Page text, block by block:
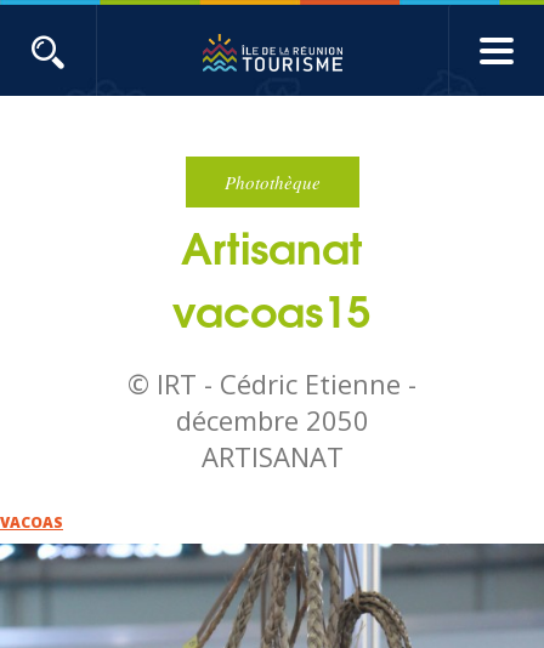
navigation
ACTUALITÉS
Produits touristiques
Etudes et indicateurs
Voyages de presse
Toute l'actualité
VOUS
Pro. du tourisme
Photothèque
Artisanat
vacoas15
© IRT - Cédric Etienne -
décembre 2050
ARTISANAT
VACOAS